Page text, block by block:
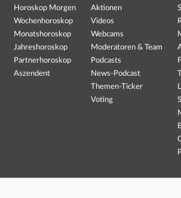
Horoskop Morgen
Wochenhoroskop
Monatshoroskop
Jahreshoroskop
Partnerhoroskop
Aszendent
Aktionen
Videos
Webcams
Moderatoren & Team
Podcasts
News-Podcast
Themen-Ticker
Voting